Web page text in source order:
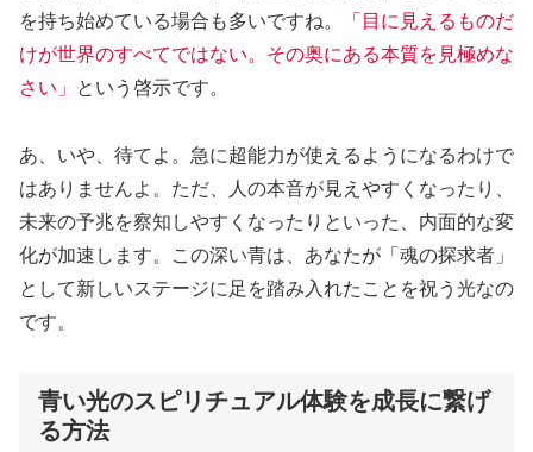
を持ち始めている場合も多いですね。
「目に見えるものだ
けが世界のすべてではない。その奥にある本質を見極めな
さい」
という啓示です。
あ、いや、待てよ。急に超能力が使えるようになるわけで
はありませんよ。ただ、人の本音が見えやすくなったり、
未来の予兆を察知しやすくなったりといった、内面的な変
化が加速します。この深い青は、あなたが「魂の探求者」
として新しいステージに足を踏み入れたことを祝う光なの
です。
青い光のスピリチュアル体験を成長に繋げ
る方法